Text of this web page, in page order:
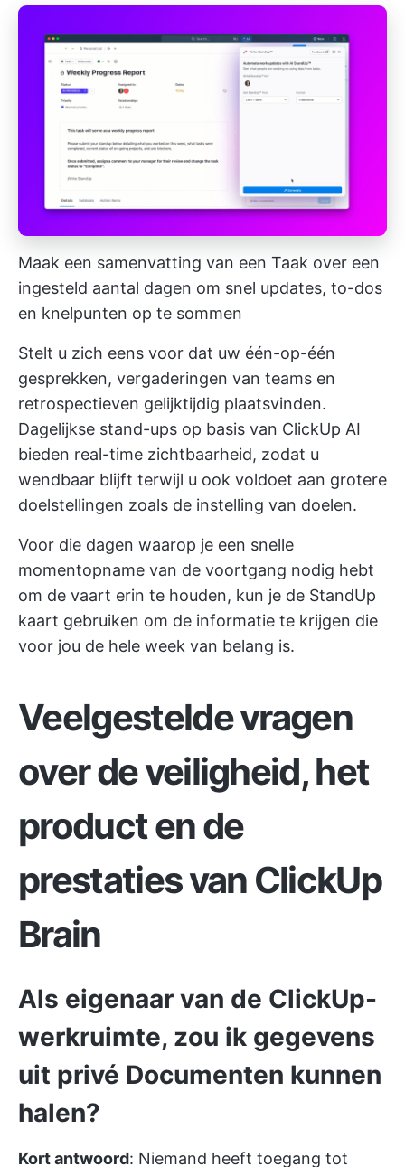
Maak een samenvatting van een Taak over een
ingesteld aantal dagen om snel updates, to-dos
en knelpunten op te sommen
Stelt u zich eens voor dat uw één-op-één
gesprekken, vergaderingen van teams en
retrospectieven gelijktijdig plaatsvinden.
Dagelijkse stand-ups op basis van ClickUp AI
bieden real-time zichtbaarheid, zodat u
wendbaar blijft terwijl u ook voldoet aan grotere
doelstellingen zoals de instelling van doelen.
Voor die dagen waarop je een snelle
momentopname van de voortgang nodig hebt
om de vaart erin te houden, kun je de StandUp
kaart gebruiken om de informatie te krijgen die
voor jou de hele week van belang is.
Veelgestelde vragen
over de veiligheid, het
product en de
prestaties van ClickUp
Brain
Als eigenaar van de ClickUp-
werkruimte, zou ik gegevens
uit privé Documenten kunnen
halen?
Kort antwoord: Niemand heeft toegang tot